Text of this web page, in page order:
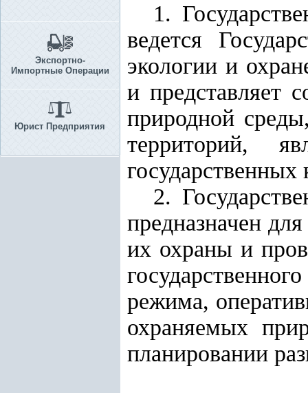
Экспортно-
Импортные Операции
Юрист Предприятия
1.
ведется
экологии и
и представляет
природной
территорий,
2.
предназначен
их охраны и
режима,
охраняемых
планировании